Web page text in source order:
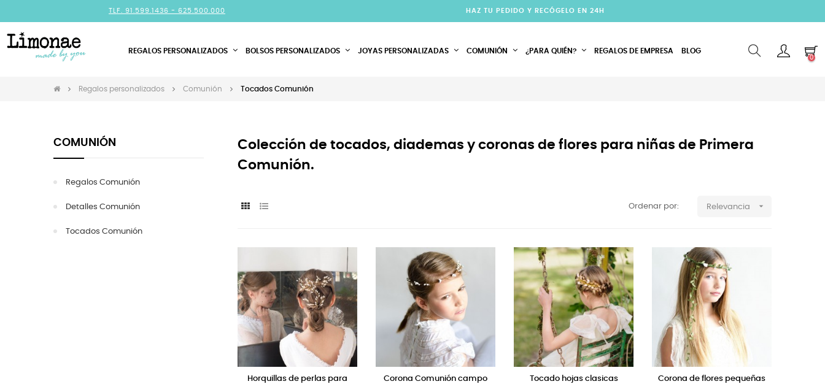
TLF. 91.599.1436 - 625.500.000 HAZ TU PEDIDO Y RECÓGELO EN 24H
REGALOS PERSONALIZADOS BOLSOS PERSONALIZADOS JOYAS PERSONALIZADAS COMUNIÓN ¿PARA QUIÉN? REGALOS DE EMPRESA BLOG
0
Regalos personalizados Comunión Tocados Comunión
COMUNIÓN
Regalos Comunión
Detalles Comunión
Tocados Comunión
Colección de tocados, diademas y coronas de flores para niñas de Primera
Comunión.
Ordenar por: Relevancia 
Horquillas de perlas para
Corona Comunión campo
Tocado hojas clasicas
Corona de flores pequeñas